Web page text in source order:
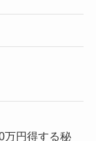
万円得する秘